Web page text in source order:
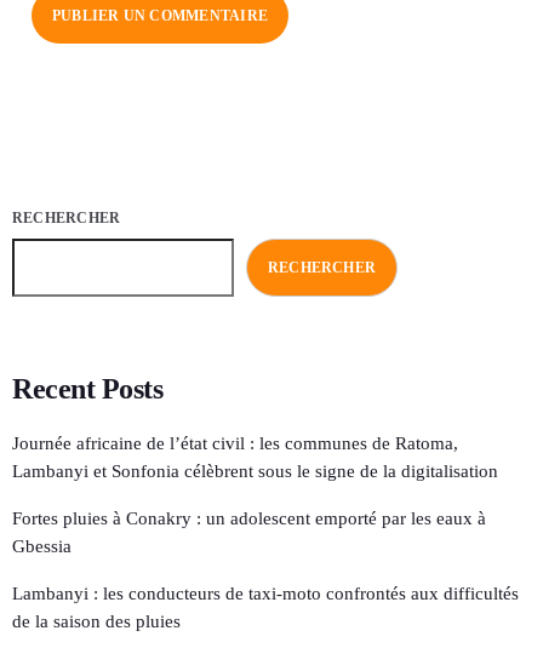
RECHERCHER
RECHERCHER
Recent Posts
Journée africaine de l’état civil : les communes de Ratoma,
Lambanyi et Sonfonia célèbrent sous le signe de la digitalisation
Fortes pluies à Conakry : un adolescent emporté par les eaux à
Gbessia
Lambanyi : les conducteurs de taxi-moto confrontés aux difficultés
de la saison des pluies